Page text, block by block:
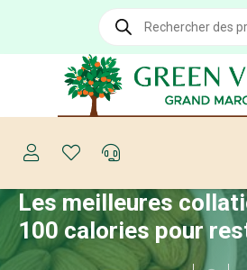
Recherche
produits
Les meilleures
100 calories pour